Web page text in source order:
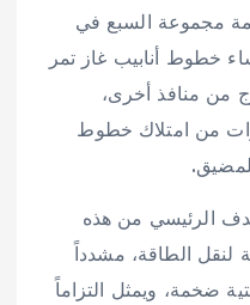
مجموعة السبع في
خطوط أنابيب غاز تمر
من منافذ أخرى،
من امتلاك خطوط
الرئيسي من هذه
لنقل الطاقة، مشدداً
ضخمة، ويمثل التزاماً